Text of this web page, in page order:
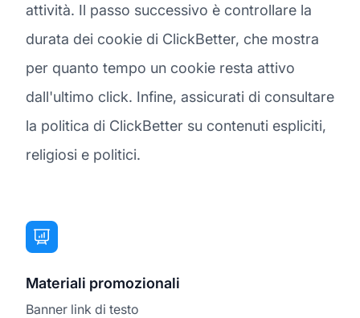
attività. Il passo successivo è controllare la
durata dei cookie di ClickBetter, che mostra
per quanto tempo un cookie resta attivo
dall'ultimo click. Infine, assicurati di consultare
la politica di ClickBetter su contenuti espliciti,
religiosi e politici.
Materiali promozionali
Banner link di testo